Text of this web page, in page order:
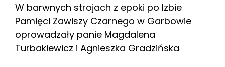
W barwnych strojach z epoki po Izbie
Pamięci Zawiszy Czarnego w Garbowie
oprowadzały panie Magdalena
Turbakiewicz i Agnieszka Gradzińska